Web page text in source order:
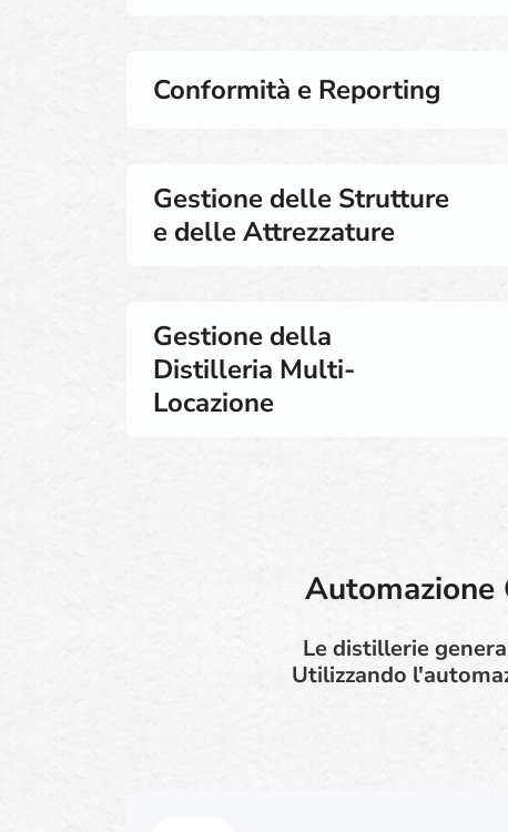
Conformità e Reporting
Gestione delle Strutture
e delle Attrezzature
Gestione della
Distilleria Multi-
Locazione
Le distillerie
Utilizzando